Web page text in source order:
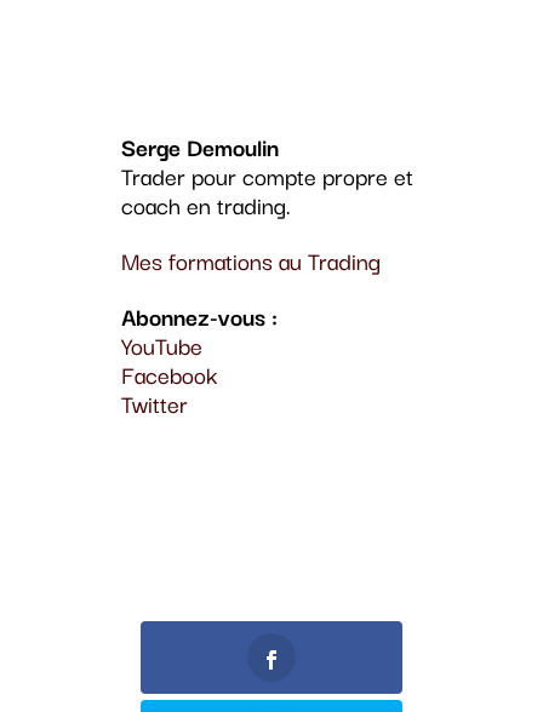
Serge Demoulin
Trader pour compte propre et
coach en trading.
Mes formations au Trading
Abonnez-vous :
YouTube
Facebook
Twitter